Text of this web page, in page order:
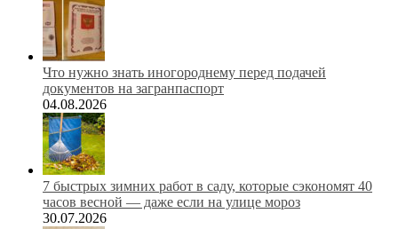
Что нужно знать иногороднему перед подачей
документов на загранпаспорт
04.08.2026
7 быстрых зимних работ в саду, которые сэкономят 40
часов весной — даже если на улице мороз
30.07.2026